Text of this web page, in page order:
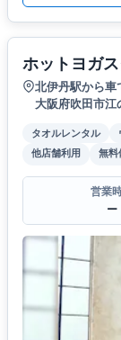
ホットヨガ
北伊丹駅から車
大阪府吹田市
タオルレンタル
他店舗利用
無料
営業
ー